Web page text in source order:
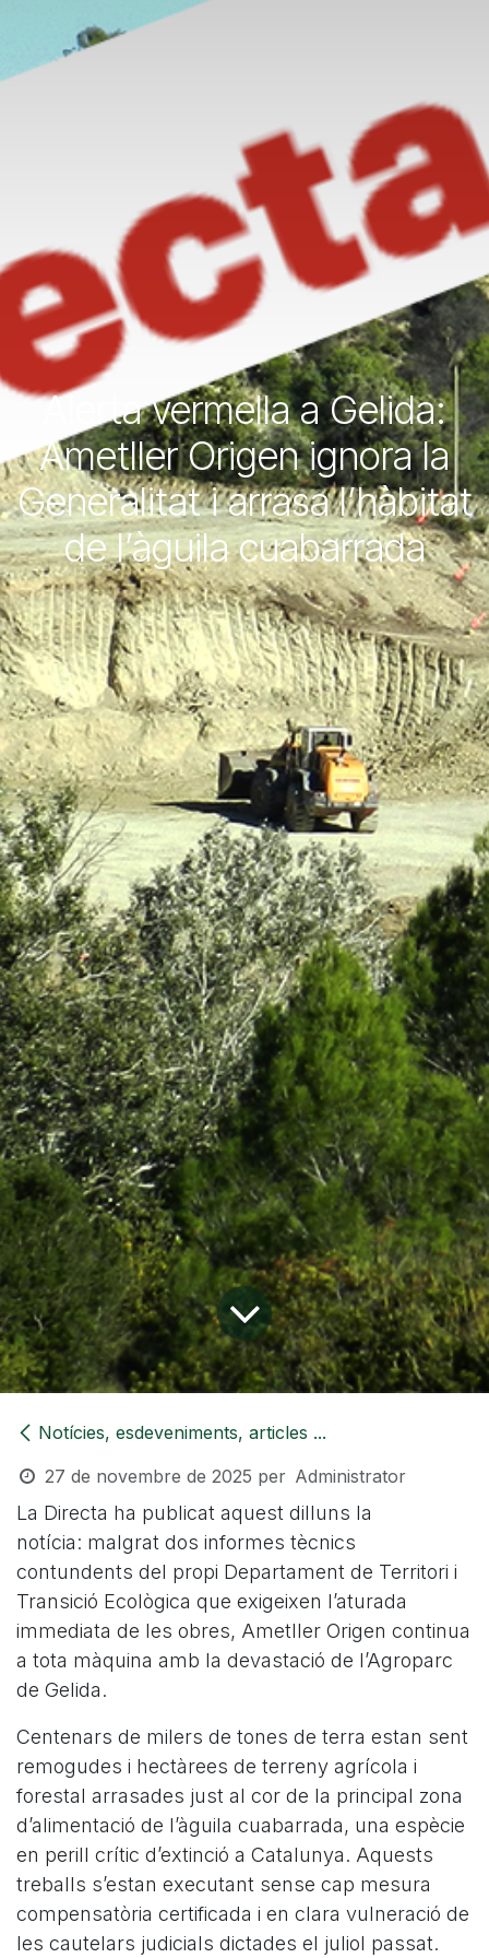
Alerta vermella a Gelida:
Ametller Origen ignora la
Generalitat i arrasa l’hàbitat
de l’àguila cuabarrada
Notícies, esdeveniments, articles ...
27 de novembre de 2025 per Administrator
La Directa ha publicat aquest dilluns la
notícia: malgrat dos informes tècnics
contundents del propi Departament de Territori i
Transició Ecològica que exigeixen l’aturada
immediata de les obres, Ametller Origen continua
a tota màquina amb la devastació de l’Agroparc
de Gelida.
Centenars de milers de tones de terra estan sent
remogudes i hectàrees de terreny agrícola i
forestal arrasades just al cor de la principal zona
d’alimentació de l’àguila cuabarrada, una espècie
en perill crític d’extinció a Catalunya. Aquests
treballs s’estan executant sense cap mesura
compensatòria certificada i en clara vulneració de
les cautelars judicials dictades el juliol passat.